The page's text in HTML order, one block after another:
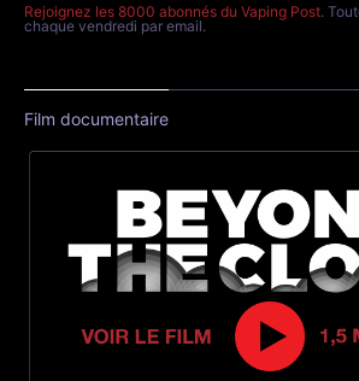
Rejoignez les 8000 abonnés du Vaping Post.
chaque vendredi par email.
Film documentaire